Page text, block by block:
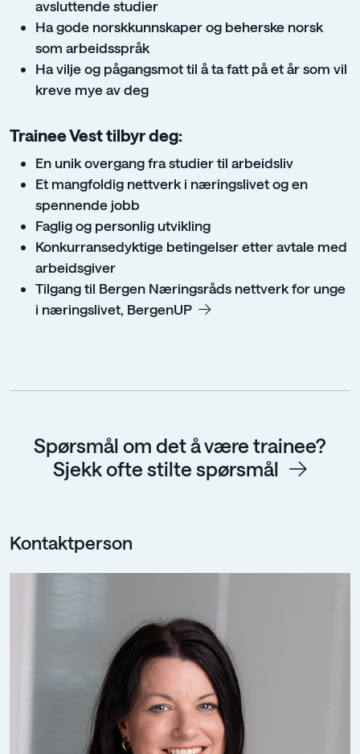
avsluttende studier
Ha gode norskkunnskaper og beherske norsk
som arbeidsspråk
Ha vilje og pågangsmot til å ta fatt på et år som vil
kreve mye av deg
Trainee Vest tilbyr deg:
En unik overgang fra studier til arbeidsliv
Et mangfoldig nettverk i næringslivet og en
spennende jobb
Faglig og personlig utvikling
Konkurransedyktige betingelser etter avtale med
arbeidsgiver
Tilgang til Bergen Næringsråds nettverk for unge
i næringslivet, BergenUP
Spørsmål om det å være trainee?
Sjekk ofte stilte spørsmål
Kontaktperson